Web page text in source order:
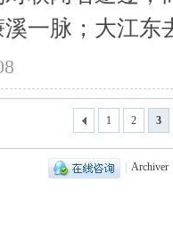
一脉；大江东
1 2 3
Archiver